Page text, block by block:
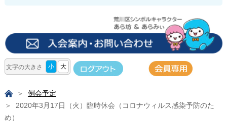
文字の大きさ 小 大
例会予定
2020年3月17日（火）臨時休会（コロナウィルス感染予防のた
め）